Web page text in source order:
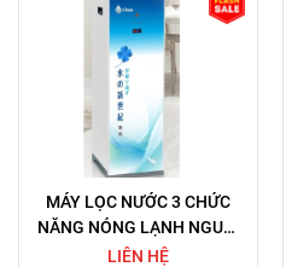
MÁY LỌC NƯỚC 3 CHỨC
NĂNG NÓNG LẠNH NGUỘI
ICS09V
LIÊN HỆ